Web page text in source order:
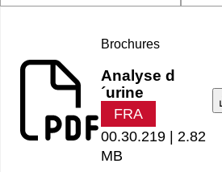
Brochures
Analyse d
´urine
FRA
00.30.219 | 2.82
MB